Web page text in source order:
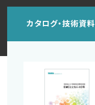
カタログ・技術資料